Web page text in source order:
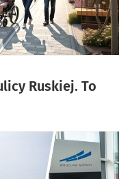
Ruskiej. To